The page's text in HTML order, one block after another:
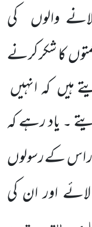
لانے والوں کی
کا شکر کرنے
ہیں کہ انہیں
۔ یاد رہے کہ
اس کے رسولوں
اور ان کی